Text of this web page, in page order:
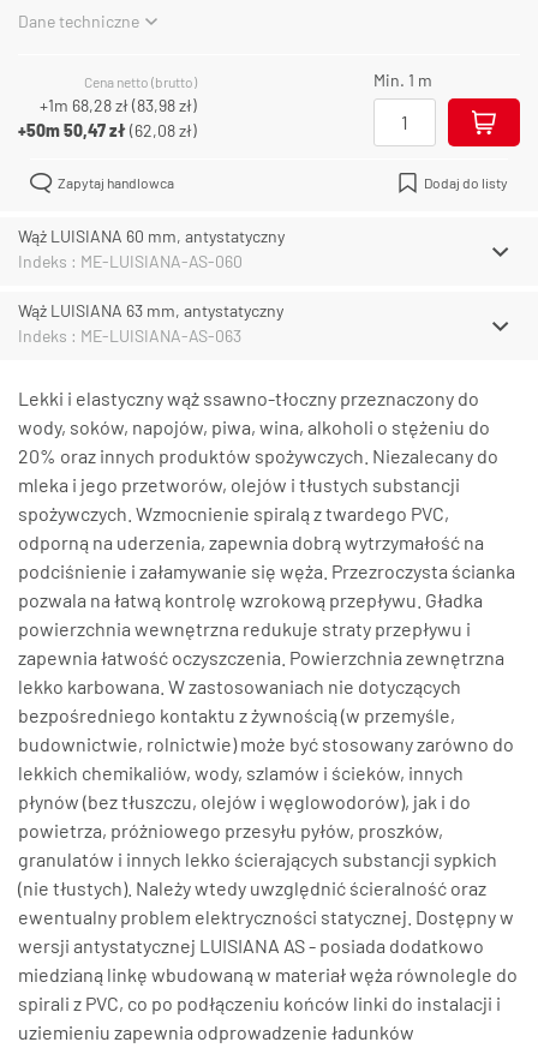
Dane techniczne
Cena netto (brutto)
+1m 68,28 zł(83,98 zł)
+50m50,47 zł(62,08 zł)
Min. 1 m
Zapytaj handlowca Dodaj do listy
Wąż LUISIANA 60 mm, antystatyczny
Indeks : ME-LUISIANA-AS-060
Wąż LUISIANA 63 mm, antystatyczny
Indeks : ME-LUISIANA-AS-063
Lekki i elastyczny wąż ssawno-tłoczny przeznaczony do
wody, soków, napojów, piwa, wina, alkoholi o stężeniu do
20% oraz innych produktów spożywczych. Niezalecany do
mleka i jego przetworów, olejów i tłustych substancji
spożywczych. Wzmocnienie spiralą z twardego PVC,
odporną na uderzenia, zapewnia dobrą wytrzymałość na
podciśnienie i załamywanie się węża. Przezroczysta ścianka
pozwala na łatwą kontrolę wzrokową przepływu. Gładka
powierzchnia wewnętrzna redukuje straty przepływu i
zapewnia łatwość oczyszczenia. Powierzchnia zewnętrzna
lekko karbowana. W zastosowaniach nie dotyczących
bezpośredniego kontaktu z żywnością (w przemyśle,
budownictwie, rolnictwie) może być stosowany zarówno do
lekkich chemikaliów, wody, szlamów i ścieków, innych
płynów (bez tłuszczu, olejów i węglowodorów), jak i do
powietrza, próżniowego przesyłu pyłów, proszków,
granulatów i innych lekko ścierających substancji sypkich
(nie tłustych). Należy wtedy uwzględnić ścieralność oraz
ewentualny problem elektryczności statycznej. Dostępny w
wersji antystatycznej LUISIANA AS - posiada dodatkowo
miedzianą linkę wbudowaną w materiał węża równolegle do
spirali z PVC, co po podłączeniu końców linki do instalacji i
uziemieniu zapewnia odprowadzenie ładunków